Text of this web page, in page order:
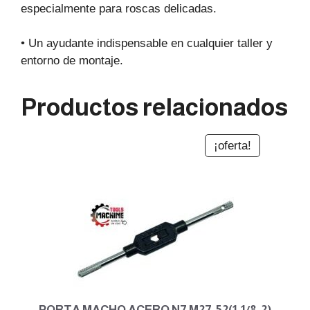
especialmente para roscas delicadas.
• Un ayudante indispensable en cualquier taller y
entorno de montaje.
Productos relacionados
¡oferta!